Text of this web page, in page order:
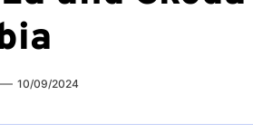
10/09/2024